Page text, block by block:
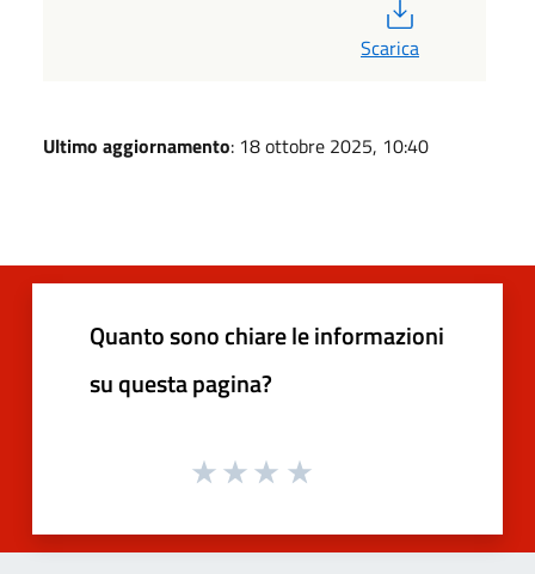
Scarica
Ultimo aggiornamento: 18 ottobre 2025, 10:40
Quanto sono chiare le informazioni
su questa pagina?